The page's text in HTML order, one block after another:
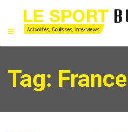
Tag: France